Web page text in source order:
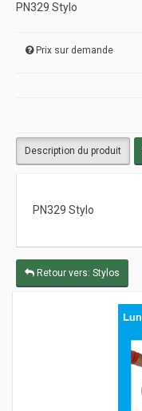
PN329 Stylo
Prix sur demande
Description du produit
PN329 Stylo
Retour vers: Stylos